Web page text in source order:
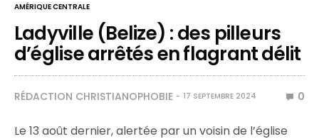
AMÉRIQUE CENTRALE
Ladyville (Belize) : des pilleurs
d’église arrêtés en flagrant délit
RÉDACTION CHRISTIANOPHOBIE 17 SEPTEMBRE 2024 0
Le 13 août dernier, alertée par un voisin de l’église